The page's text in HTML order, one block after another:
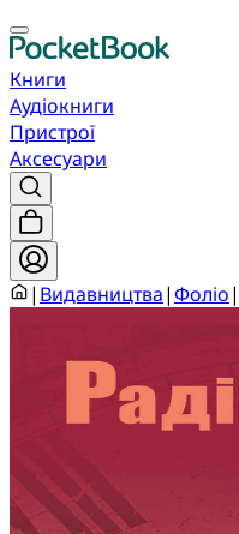
Книги
Аудіокниги
Пристрої
Аксесуари
| Видавництва|Фоліо|